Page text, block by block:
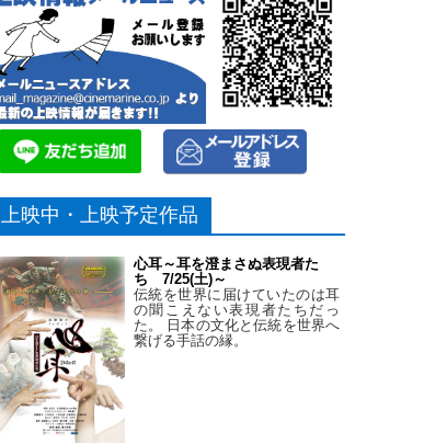
上映中・上映予定作品
心耳～耳を澄まさぬ表現者た
ち 7/25(土)～
伝統を世界に届けていたのは耳
の聞こえない表現者たちだっ
た。 日本の文化と伝統を世界へ
繋げる手話の縁。